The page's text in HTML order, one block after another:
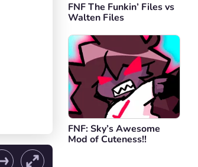
FNF The Funkin’ Files vs
Walten Files
FNF: Sky’s Awesome
Mod of Cuteness!!